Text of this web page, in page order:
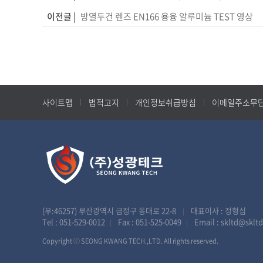
이전글 | 방열두건 렌즈 EN166 용융 알루미늄 TEST 영상
사이트맵 법적고지 개인정보취급방침 이메일주소무
(우:46257) 부산광역시 금정구 동대로 22-8 |
대표이사 : 정형심
Tel : 051-529-0012 | Fax : 051-525-0049 | Email :
Copyright ⓒ SEONG KWANG TECH.,LTD. All rights reserved.